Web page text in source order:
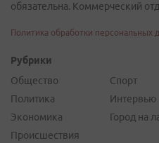
обязательна. Коммерческий
Политика обработки персональных
Рубрики
Общество
Политика
Экономика
Происшествия
Спорт
Интервью
Город на